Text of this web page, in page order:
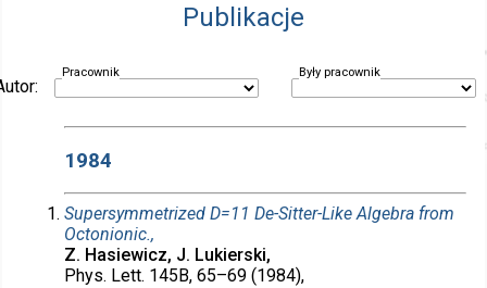
Publikacje
Pracownik Były pracownik
1984
Supersymmetrized D=11 De-Sitter-Like Algebra from
Octonionic.,
Z. Hasiewicz, J. Lukierski,
Phys. Lett. 145B, 65–69 (1984),